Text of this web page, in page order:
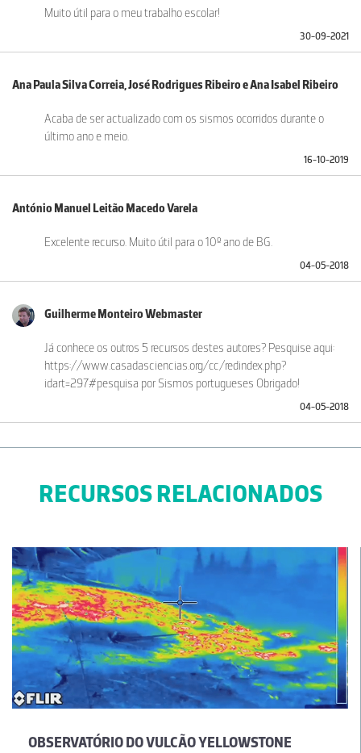
Muito útil para o meu trabalho escolar!
30-09-2021
Ana Paula Silva Correia, José Rodrigues Ribeiro e Ana Isabel Ribeiro
Acaba de ser actualizado com os sismos ocorridos durante o
último ano e meio.
16-10-2019
António Manuel Leitão Macedo Varela
Excelente recurso. Muito útil para o 10º ano de BG.
04-05-2018
Guilherme Monteiro Webmaster
Já conhece os outros 5 recursos destes autores? Pesquise aqui:
https://www.casadasciencias.org/cc/redindex.php?
idart=297#pesquisa por Sismos portugueses Obrigado!
04-05-2018
Excelente recurso. Muito útil para o 10º ano de BG.
RECURSOS RELACIONADOS
OBSERVATÓRIO DO VULCÃO YELLOWSTONE